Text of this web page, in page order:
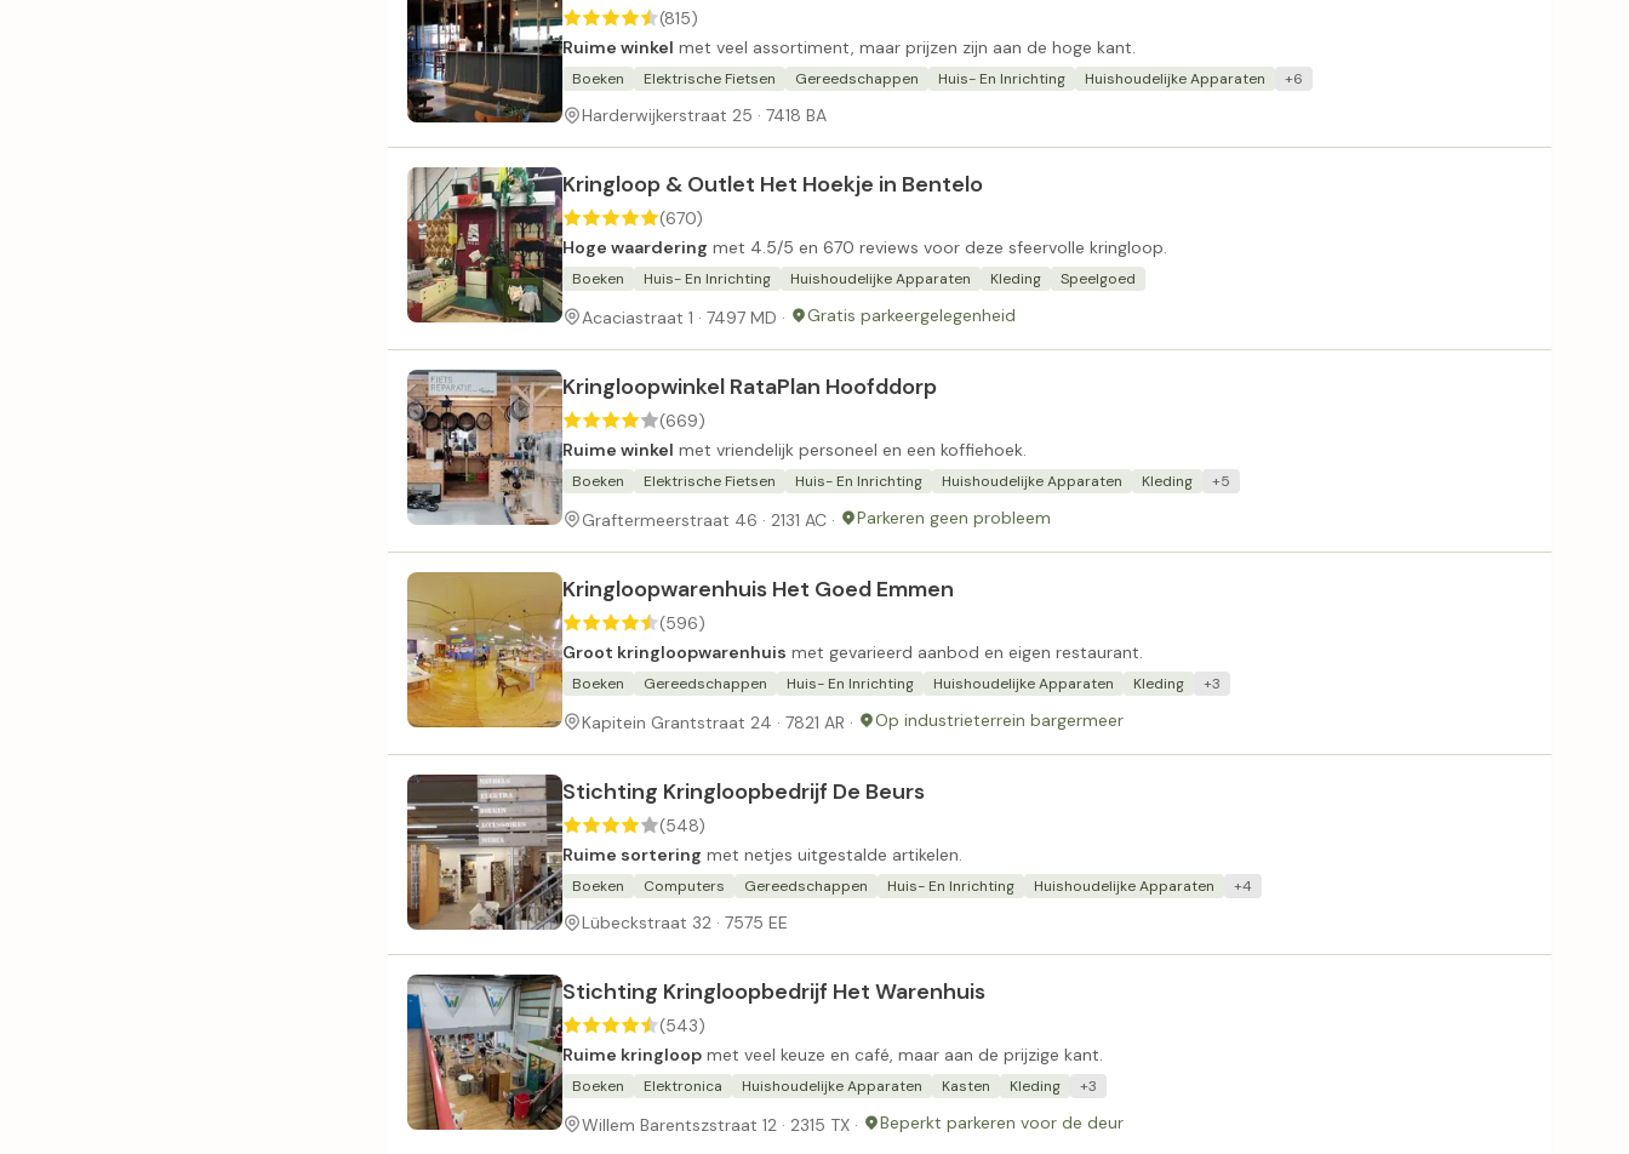
(815)
Ruime winkel met veel assortiment, maar prijzen zijn aan de hoge kant.
Boeken Elektrische Fietsen Gereedschappen Huis- En Inrichting Huishoudelijke Apparaten +6
Harderwijkerstraat 25 · 7418 BA
Kringloop & Outlet Het Hoekje in Bentelo
(670)
Hoge waardering met 4.5/5 en 670 reviews voor deze sfeervolle kringloop.
Boeken Huis- En Inrichting Huishoudelijke Apparaten Kleding Speelgoed
Acaciastraat 1 · 7497 MD · Gratis parkeergelegenheid
Kringloopwinkel RataPlan Hoofddorp
(669)
Ruime winkel met vriendelijk personeel en een koffiehoek.
Boeken Elektrische Fietsen Huis- En Inrichting Huishoudelijke Apparaten Kleding +5
Graftermeerstraat 46 · 2131 AC · Parkeren geen probleem
Kringloopwarenhuis Het Goed Emmen
(596)
Groot kringloopwarenhuis met gevarieerd aanbod en eigen restaurant.
Boeken Gereedschappen Huis- En Inrichting Huishoudelijke Apparaten Kleding +3
Kapitein Grantstraat 24 · 7821 AR · Op industrieterrein bargermeer
Stichting Kringloopbedrijf De Beurs
(548)
Ruime sortering met netjes uitgestalde artikelen.
Boeken Computers Gereedschappen Huis- En Inrichting Huishoudelijke Apparaten +4
Lübeckstraat 32 · 7575 EE
Stichting Kringloopbedrijf Het Warenhuis
(543)
Ruime kringloop met veel keuze en café, maar aan de prijzige kant.
Boeken Elektronica Huishoudelijke Apparaten Kasten Kleding +3
Willem Barentszstraat 12 · 2315 TX · Beperkt parkeren voor de deur